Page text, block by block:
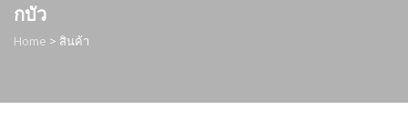
กบัว
Home > สินค้า